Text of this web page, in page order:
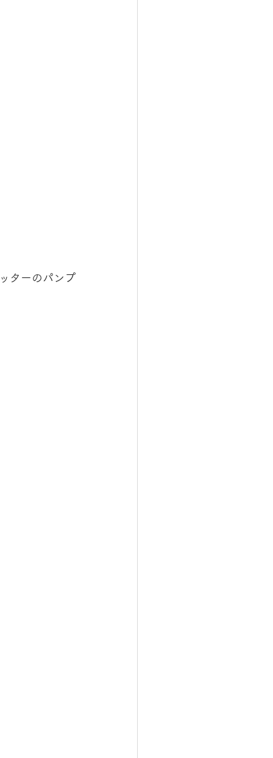
ターのパンプ